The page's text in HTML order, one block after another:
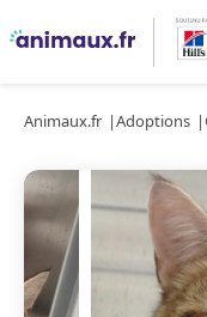
Animaux.fr Adoptions